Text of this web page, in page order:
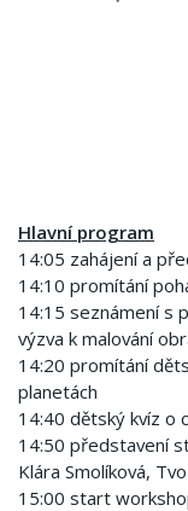
Hlavní program
14:05 zahájení a
14:10 promítání
14:15 seznámení s
výzva k malování
14:20 promítání
planetách
14:40 dětský kvíz o
14:50 představení
Klára Smolíková,
15:00 start